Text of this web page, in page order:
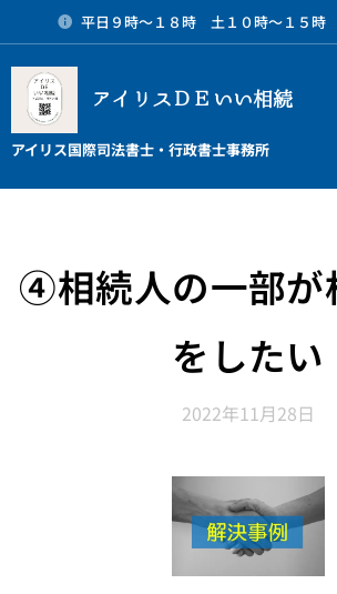
平日９時～１８時 土１０時～１５時
アイリスＤＥいい相続
アイリス国際司法書士・行政書士事務所
④相続人の一部が
をしたい
2022年11月28日